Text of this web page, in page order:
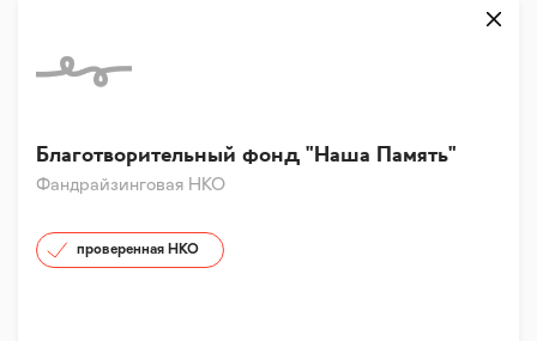
Фандрайзинговая НКО
Благотворительный фонд "Наша Память"
проверенная НКО